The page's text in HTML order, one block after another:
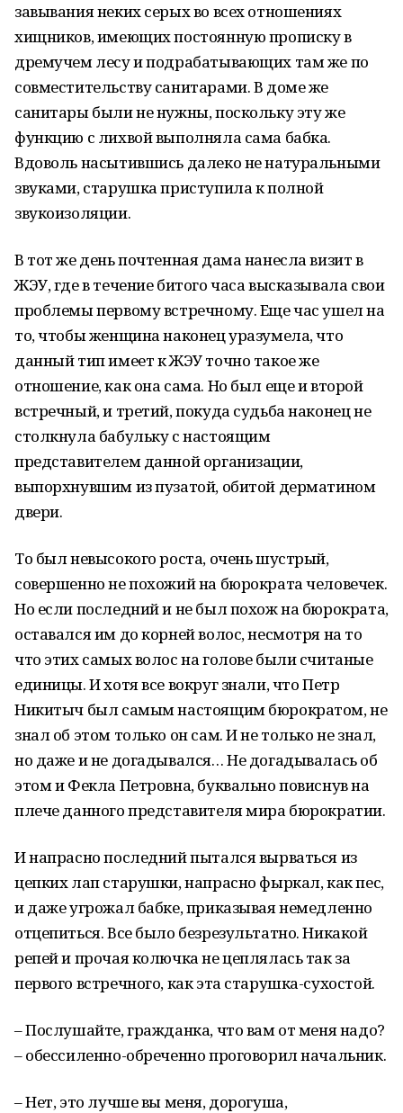
завывания неких серых во всех отношениях
хищников, имеющих постоянную прописку в
дремучем лесу и подрабатывающих там же по
совместительству санитарами. В доме же
санитары были не нужны, поскольку эту же
функцию с лихвой выполняла сама бабка.
Вдоволь насытившись далеко не натуральными
звуками, старушка приступила к полной
звукоизоляции.
В тот же день почтенная дама нанесла визит в
ЖЭУ, где в течение битого часа высказывала свои
проблемы первому встречному. Еще час ушел на
то, чтобы женщина наконец уразумела, что
данный тип имеет к ЖЭУ точно такое же
отношение, как она сама. Но был еще и второй
встречный, и третий, покуда судьба наконец не
столкнула бабульку с настоящим
представителем данной организации,
выпорхнувшим из пузатой, обитой дерматином
двери.
То был невысокого роста, очень шустрый,
совершенно не похожий на бюрократа человечек.
Но если последний и не был похож на бюрократа,
оставался им до корней волос, несмотря на то
что этих самых волос на голове были считаные
единицы. И хотя все вокруг знали, что Петр
Никитыч был самым настоящим бюрократом, не
знал об этом только он сам. И не только не знал,
но даже и не догадывался… Не догадывалась об
этом и Фекла Петровна, буквально повиснув на
плече данного представителя мира бюрократии.
И напрасно последний пытался вырваться из
цепких лап старушки, напрасно фыркал, как пес,
и даже угрожал бабке, приказывая немедленно
отцепиться. Все было безрезультатно. Никакой
репей и прочая колючка не цеплялась так за
первого встречного, как эта старушка-сухостой.
– Послушайте, гражданка, что вам от меня надо?
– обессиленно-обреченно проговорил начальник.
– Нет, это лучше вы меня, дорогуша,